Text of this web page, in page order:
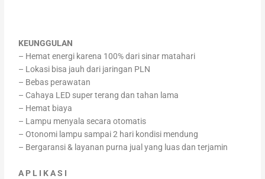
KEUNGGULAN
– Hemat energi karena 100% dari sinar matahari
– Lokasi bisa jauh dari jaringan PLN
– Bebas perawatan
– Cahaya LED super terang dan tahan lama
– Hemat biaya
– Lampu menyala secara otomatis
– Otonomi lampu sampai 2 hari kondisi mendung
– Bergaransi & layanan purna jual yang luas dan terjamin
A P L I K A S I